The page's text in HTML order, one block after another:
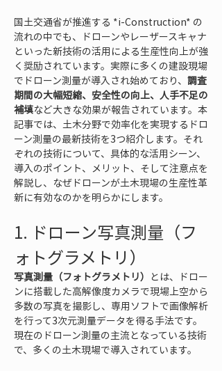
国土交通省が推進する *i-Construction* の
流れの中でも、ドローンやレーザースキャナ
といった新技術の活用による生産性向上が強
く奨励されています。実際に多くの建設現場
でドローン測量が導入され始めており、 調査
期間の大幅短縮、安全性の向上、人手不足の
補填など大きな効果が報告されています。本
記事では、土木分野で効率化を実現するドロ
ーン測量の最新技術を3つ紹介します。それ
ぞれの技術について、具体的な活用シーン、
導入のポイント、メリット、そして注意点を
解説し、なぜドローンが土木現場の生産性革
新に有効なのかを明らかにします。
1. ドローン写真測量（フ
ォトグラメトリ）
写真測量（フォトグラメトリ） とは、ドロー
ンに搭載した高解像度カメラで現場上空から
多数の写真を撮影し、専用ソフトで画像解析
を行って3次元測量データを得る手法です。
現在のドローン測量の主流となっている技術
で、多くの土木現場で導入されています。